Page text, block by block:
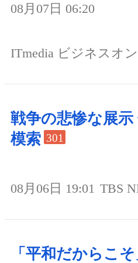
08月07日 06:20
ITmedia ビジネスオ
戦争の悲惨な展示
模索 301
08月06日 19:01 TBS
「平和だからこ